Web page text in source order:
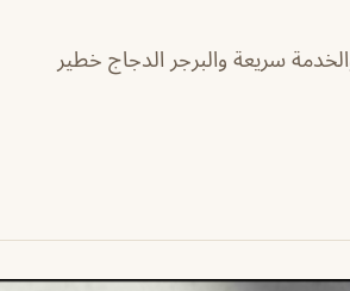
سريعة والبرجر الدجاج خطير